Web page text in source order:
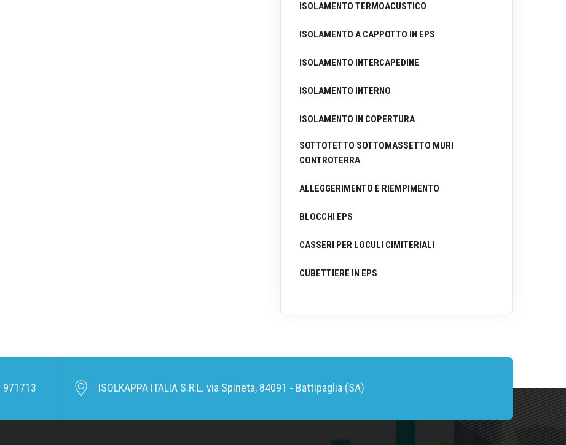
ISOLAMENTO TERMOACUSTICO
ISOLAMENTO A CAPPOTTO IN EPS
ISOLAMENTO INTERCAPEDINE
ISOLAMENTO INTERNO
ISOLAMENTO IN COPERTURA
SOTTOTETTO SOTTOMASSETTO MURI
CONTROTERRA
ALLEGGERIMENTO E RIEMPIMENTO
BLOCCHI EPS
CASSERI PER LOCULI CIMITERIALI
CUBETTIERE IN EPS
971713 ISOLKAPPA ITALIA S.R.L. via Spineta, 84091 - Battipaglia (SA)